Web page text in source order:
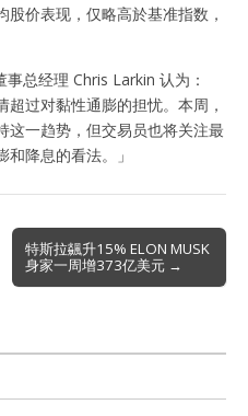
价表现，仅略高於基准指数，
总经理 Chris Larkin 认为：
超过对黏性通膨的担忧。本周，
这一趋势，但交易员也将关注最
降息的看法。」
特斯拉飊升15% ELON MUSK
身家一周增373亿美元 →